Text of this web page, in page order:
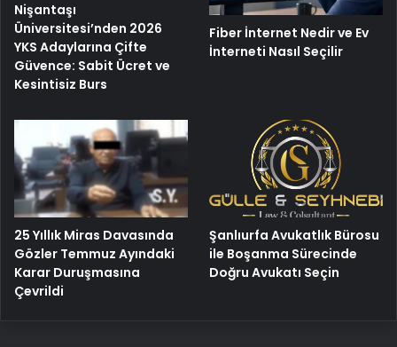
Nişantaşı
Üniversitesi’nden 2026
YKS Adaylarına Çifte
Güvence: Sabit Ücret ve
Kesintisiz Burs
Fiber İnternet Nedir ve Ev
İnterneti Nasıl Seçilir
25 Yıllık Miras Davasında
Gözler Temmuz Ayındaki
Karar Duruşmasına
Çevrildi
Şanlıurfa Avukatlık Bürosu
ile Boşanma Sürecinde
Doğru Avukatı Seçin